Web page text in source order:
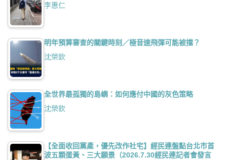
李惠仁
明年預算審查的關鍵時刻／極音速飛彈可能被擋？
沈榮欽
全世界最孤獨的島嶼：如何應付中國的灰色策略
沈榮欽
【全面收回黨產，優先改作社宅】經民連盤點台北市首
波五顆蛋黃、三大願景（2026.7.30經民連記者會發言